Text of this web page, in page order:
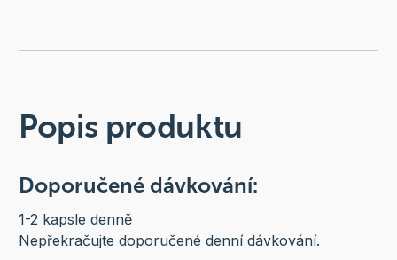
Popis produktu
Doporučené dávkování:
1-2 kapsle denně
Nepřekračujte doporučené denní dávkování.